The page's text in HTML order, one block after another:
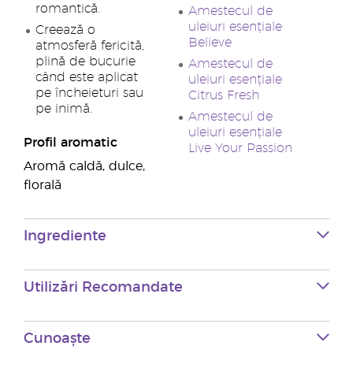
romantică.
Creează o
atmosferă fericită,
plină de bucurie
când este aplicat
pe încheieturi sau
pe inimă.
Profil aromatic
Aromă caldă, dulce,
florală
Amestecul de
uleiuri esențiale
Believe
Amestecul de
uleiuri esențiale
Citrus Fresh
Amestecul de
uleiuri esențiale
Live Your Passion
Ingrediente
Utilizări Recomandate
Cunoaște